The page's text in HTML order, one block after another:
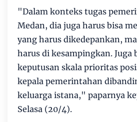
"Dalam konteks tugas
Medan, dia juga harus bisa
yang harus dikedepankan,
harus di kesampingkan. Juga
keputusan skala prioritas
kepala pemerintahan
keluarga istana," paparnya
Selasa (20/4).